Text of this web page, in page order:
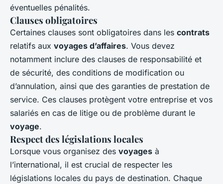
éventuelles pénalités.
Clauses obligatoires
Certaines clauses sont obligatoires dans les contrats
relatifs aux voyages d’affaires. Vous devez
notamment inclure des clauses de responsabilité et
de sécurité, des conditions de modification ou
d’annulation, ainsi que des garanties de prestation de
service. Ces clauses protègent votre entreprise et vos
salariés en cas de litige ou de problème durant le
voyage.
Respect des législations locales
Lorsque vous organisez des voyages à
l’international, il est crucial de respecter les
législations locales du pays de destination. Chaque